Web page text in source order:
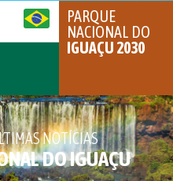
PARQUE
NACIONAL DO
IGUAÇU 2030
NOTÍCIAS
DO IGUAÇU